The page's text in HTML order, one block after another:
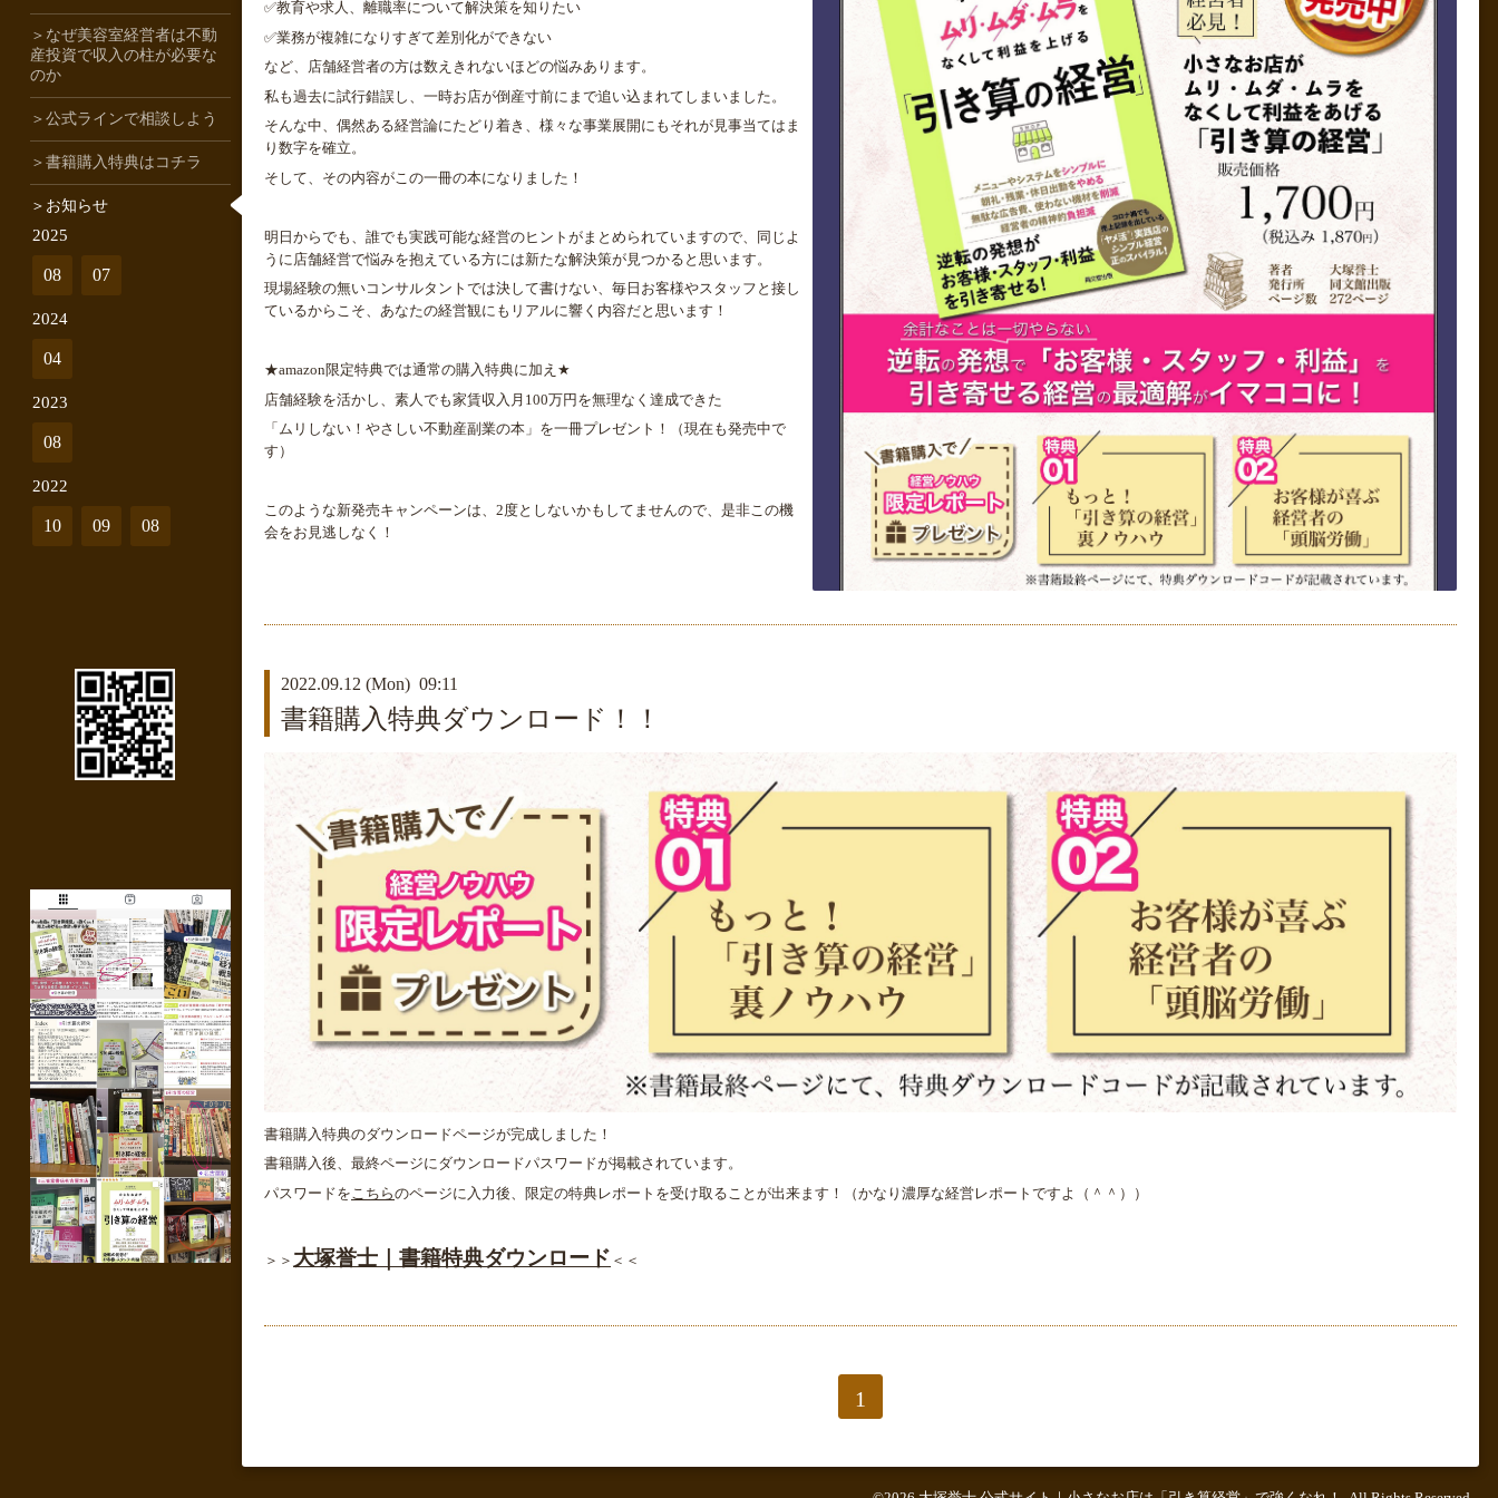
✅教育や求人、離職率について解決策を知りたい
✅業務が複雑になりすぎて差別化ができない
など、店舗経営者の方は数えきれないほどの悩みあります。
私も過去に試行錯誤し、一時お店が倒産寸前にまで追い込まれてしまいました。
そんな中、偶然ある経営論にたどり着き、様々な事業展開にもそれが見事当てはま
り数字を確立。
そして、その内容がこの一冊の本になりました！
明日からでも、誰でも実践可能な経営のヒントがまとめられていますので、同じよ
うに店舗経営で悩みを抱えている方には新たな解決策が見つかると思います。
現場経験の無いコンサルタントでは決して書けない、毎日お客様やスタッフと接し
ているからこそ、あなたの経営観にもリアルに響く内容だと思います！
★amazon限定特典では通常の購入特典に加え ★
店舗経験を活かし、素人でも家賃収入月 100万円を無理なく達成できた
「ムリしない！やさしい不動産副業の本」を一冊プレゼント！（現在も発売中で
す）
このような新発売キャンペーンは、 2度としないかもしてませんので、是非この機
会をお見逃しなく！
2022.09.12 (Mon) 09:11
書籍購入特典ダウンロード！！
書籍購入特典のダウンロードページが完成しました！
書籍購入後、最終ページにダウンロードパスワードが掲載されています。
パスワードを こちらのページに入力後、限定の特典レポートを受け取ることが出来ます！（かなり濃厚な経営レポートですよ（＾＾））
＞＞ 大塚誉士｜書籍特典ダウンロード ＜＜
1
＞なぜ美容室経営者は不動
産投資で収入の柱が必要な
のか
＞公式ラインで相談しよう
＞書籍購入特典はコチラ
＞お知らせ
2025
08 07
2024
04
2023
08
2022
10 09 08